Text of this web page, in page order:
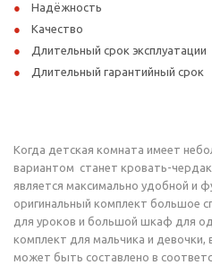
Надёжность
Качество
Длительный срок эксплуатации
Длительный гарантийный срок
Когда детская комната имеет
вариантом станет кровать-
является максимально удобной и
оригинальный комплект большое
для уроков и большой шкаф для
комплект для мальчика и девочки,
может быть составлено в